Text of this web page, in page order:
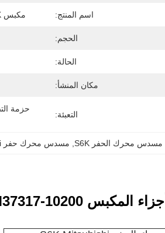
اسم المنتج: مكبس S6K لحفارة ميتسوبيشي
الحجم:
الحالة:
مكان المنشأ:
التعبئة:
مسدس محرك الحفر S6K مسدس محرك حفر Mitsubishi